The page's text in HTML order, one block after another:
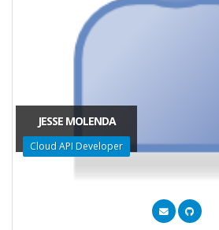
JESSE MOLENDA
Cloud API Developer